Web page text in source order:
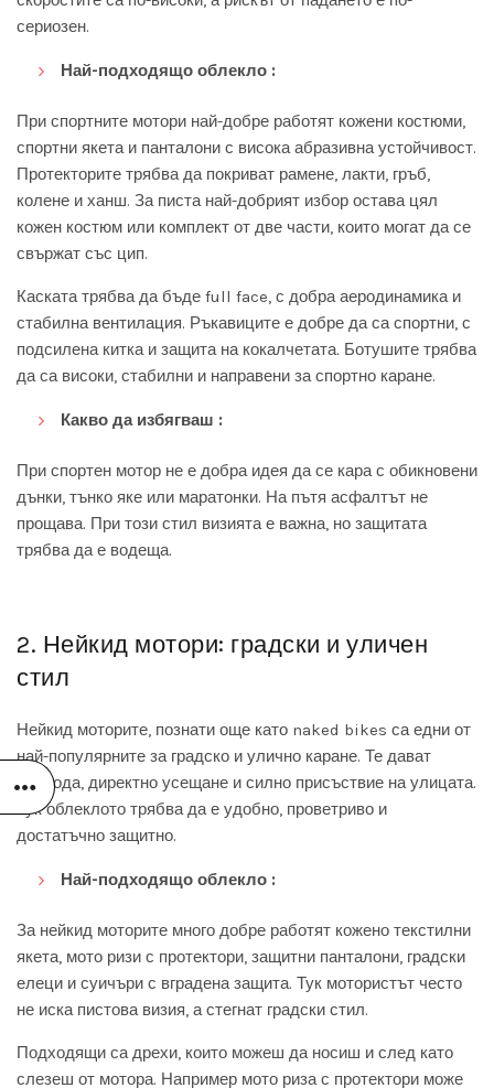
сериозен.
Най-подходящо облекло :
При спортните мотори най-добре работят кожени костюми,
спортни якета и панталони с висока абразивна устойчивост.
Протекторите трябва да покриват рамене, лакти, гръб,
колене и ханш. За писта най-добрият избор остава цял
кожен костюм или комплект от две части, които могат да се
свържат със цип.
Каската трябва да бъде full face, с добра аеродинамика и
стабилна вентилация. Ръкавиците е добре да са спортни, с
подсилена китка и защита на кокалчетата. Ботушите трябва
да са високи, стабилни и направени за спортно каране.
Какво да избягваш :
При спортен мотор не е добра идея да се кара с обикновени
дънки, тънко яке или маратонки. На пътя асфалтът не
прощава. При този стил визията е важна, но защитата
трябва да е водеща.
2. Нейкид мотори: градски и уличен
стил
Нейкид моторите, познати още като naked bikes са едни от
най-популярните за градско и улично каране. Те дават
свобода, директно усещане и силно присъствие на улицата.
Тук облеклото трябва да е удобно, проветриво и
достатъчно защитно.
Най-подходящо облекло :
За нейкид моторите много добре работят кожено текстилни
якета, мото ризи с протектори, защитни панталони, градски
елеци и суичъри с вградена защита. Тук мотористът често
не иска пистова визия, а стегнат градски стил.
Подходящи са дрехи, които можеш да носиш и след като
слезеш от мотора. Например мото риза с протектори може